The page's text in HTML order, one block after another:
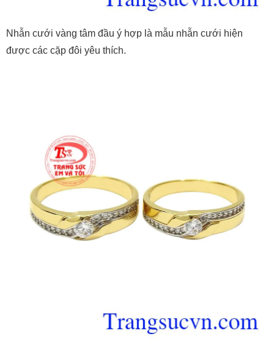
Nhẫn cưới vàng tâm đầu ý hợp là mẫu nhẫn cưới hiện
được các cặp đôi yêu thích.